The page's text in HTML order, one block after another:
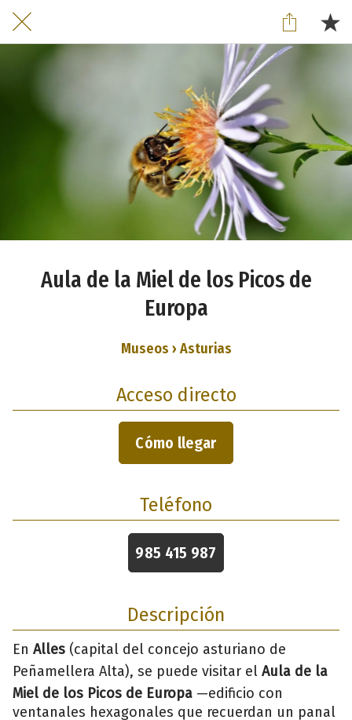
Aula de la Miel de los Picos de
Europa
Museos › Asturias
Acceso directo
Cómo llegar
Teléfono
985 415 987
Descripción
En Alles (capital del concejo asturiano de
Peñamellera Alta), se puede visitar el Aula de la
Miel de los Picos de Europa —edificio con
ventanales hexagonales que recuerdan un panal